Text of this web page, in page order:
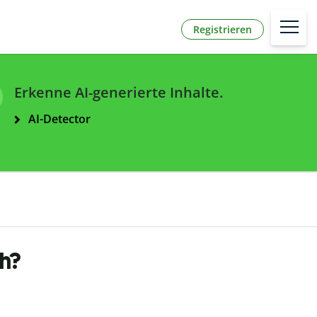
Registrieren
Erkenne AI-generierte Inhalte.
AI-Detector